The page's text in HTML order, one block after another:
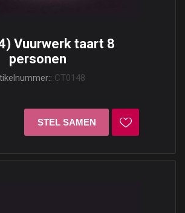
Vuurwerk taart 8
personen
CT0148